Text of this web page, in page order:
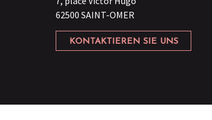
62500 SAINT-OMER
KONTAKTIEREN SIE UNS